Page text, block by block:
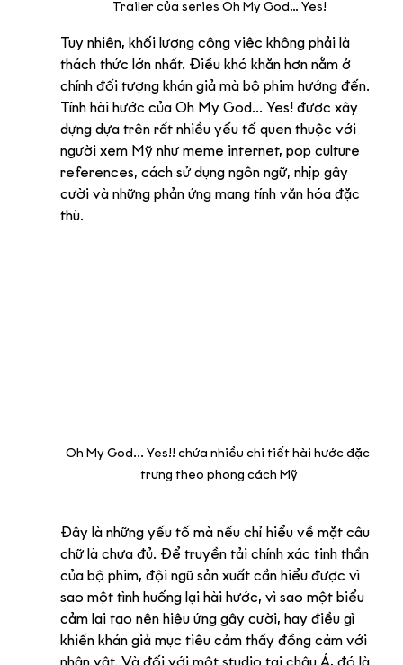
Trailer của series Oh My God… Yes!
Tuy nhiên, khối lượng công việc không phải là
thách thức lớn nhất. Điều khó khăn hơn nằm ở
chính đối tượng khán giả mà bộ phim hướng đến.
Tính hài hước của Oh My God... Yes! được xây
dựng dựa trên rất nhiều yếu tố quen thuộc với
người xem Mỹ như meme internet, pop culture
references, cách sử dụng ngôn ngữ, nhịp gây
cười và những phản ứng mang tính văn hóa đặc
thù.
Oh My God... Yes!! chứa nhiều chi tiết hài hước đặc
trưng theo phong cách Mỹ
Đây là những yếu tố mà nếu chỉ hiểu về mặt câu
chữ là chưa đủ. Để truyền tải chính xác tinh thần
của bộ phim, đội ngũ sản xuất cần hiểu được vì
sao một tình huống lại hài hước, vì sao một biểu
cảm lại tạo nên hiệu ứng gây cười, hay điều gì
khiến khán giả mục tiêu cảm thấy đồng cảm với